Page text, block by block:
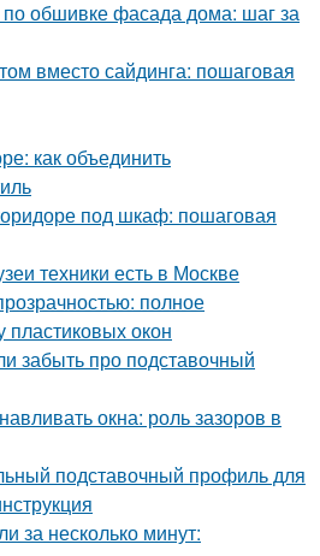
обшивке фасада дома: шаг за
вместо сайдинга: пошаговая
как объединить
под шкаф: пошаговая
техники есть в Москве
полное
пластиковых окон
забыть про подставочный
окна: роль зазоров в
подставочный профиль для
за несколько минут: